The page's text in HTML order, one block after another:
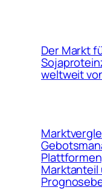
Der Markt
weltweit
Marktanteil